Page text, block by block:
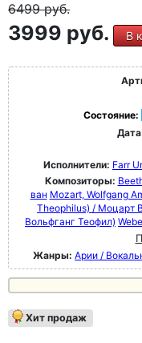
6499руб.
3999 руб. В
Состояние:
Исполнители: Farr
Композиторы:
ван Mozart, Wolfgang
Theophilus) / Моцарт
Вольфганг Теофил)
Жанры: Арии /
Хит продаж